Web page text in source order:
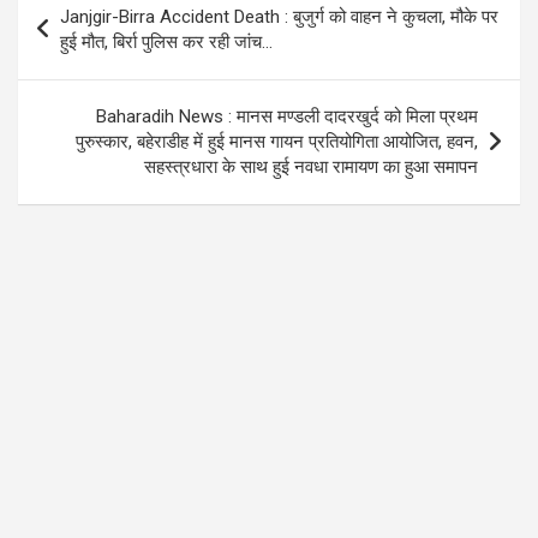
o
k
p
p
m
navigation
Janjgir-Birra Accident Death : बुजुर्ग को वाहन ने कुचला, मौके पर
हुई मौत, बिर्रा पुलिस कर रही जांच…
Baharadih News : मानस मण्डली दादरखुर्द को मिला प्रथम
पुरुस्कार, बहेराडीह में हुई मानस गायन प्रतियोगिता आयोजित, हवन,
सहस्त्रधारा के साथ हुई नवधा रामायण का हुआ समापन